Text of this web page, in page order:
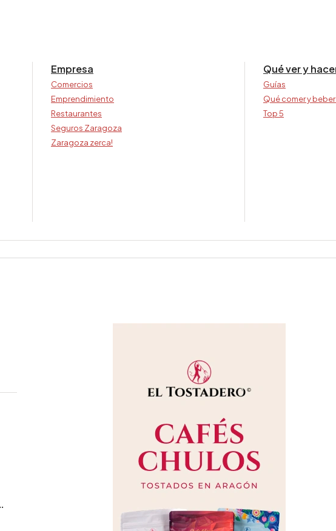
Empresa
Comercios
Emprendimiento
Restaurantes
Seguros Zaragoza
Zaragoza zerca!
Qué ver y
Guías
Qué comer y
Top 5